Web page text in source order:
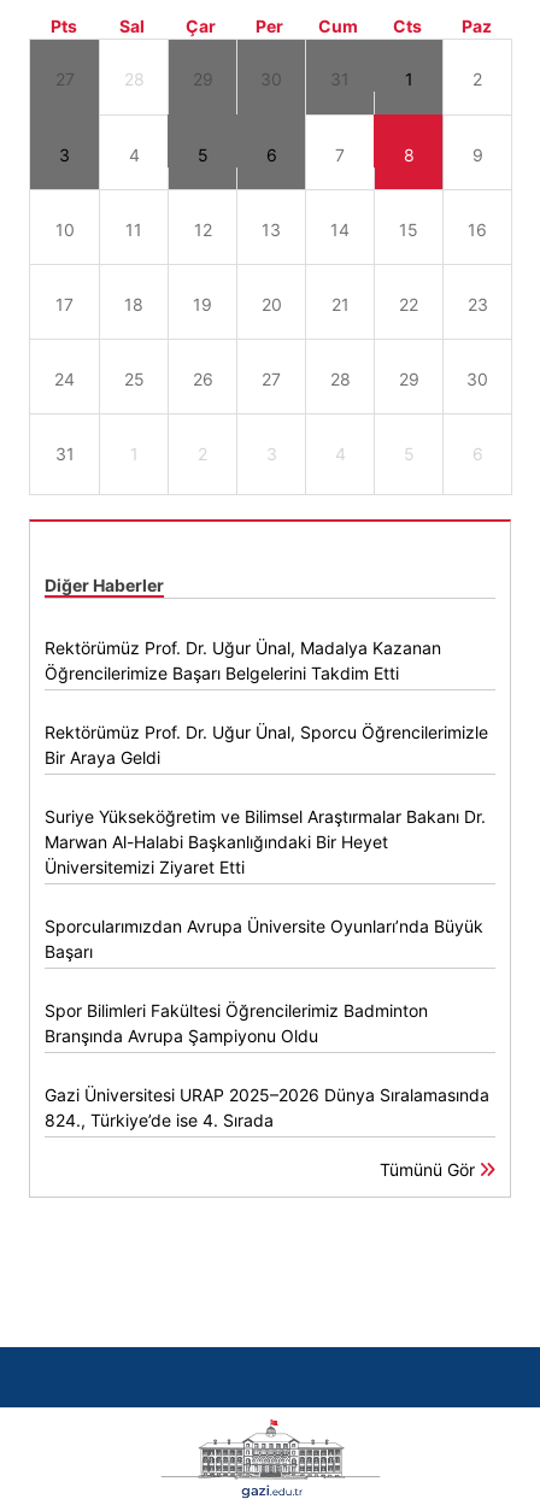
Pts Sal Çar Per Cum Cts Paz
27 28 29 30 31 1 2
3 4 5 6 7 8 9
10 11 12 13 14 15 16
17 18 19 20 21 22 23
24 25 26 27 28 29 30
31 1 2 3 4 5 6
Diğer Haberler
Rektörümüz Prof. Dr. Uğur Ünal, Madalya Kazanan
Öğrencilerimize Başarı Belgelerini Takdim Etti
Rektörümüz Prof. Dr. Uğur Ünal, Sporcu Öğrencilerimizle
Bir Araya Geldi
Suriye Yükseköğretim ve Bilimsel Araştırmalar Bakanı Dr.
Marwan Al-Halabi Başkanlığındaki Bir Heyet
Üniversitemizi Ziyaret Etti
Sporcularımızdan Avrupa Üniversite Oyunları’nda Büyük
Başarı
Spor Bilimleri Fakültesi Öğrencilerimiz Badminton
Branşında Avrupa Şampiyonu Oldu
Gazi Üniversitesi URAP 2025–2026 Dünya Sıralamasında
824., Türkiye’de ise 4. Sırada
Tümünü Gör